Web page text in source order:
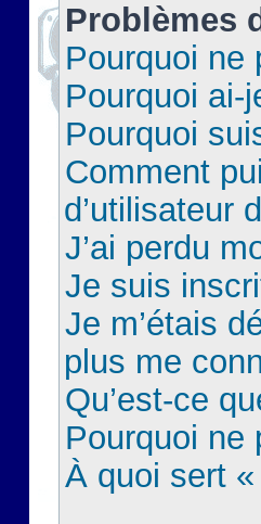
Problèmes
Pourquoi ne
Pourquoi ai-
Pourquoi
Comment
d’utilisateur
J’ai perdu
Je suis
Je m’étais
plus me
Qu’est-ce
Pourquoi ne
À quoi sert